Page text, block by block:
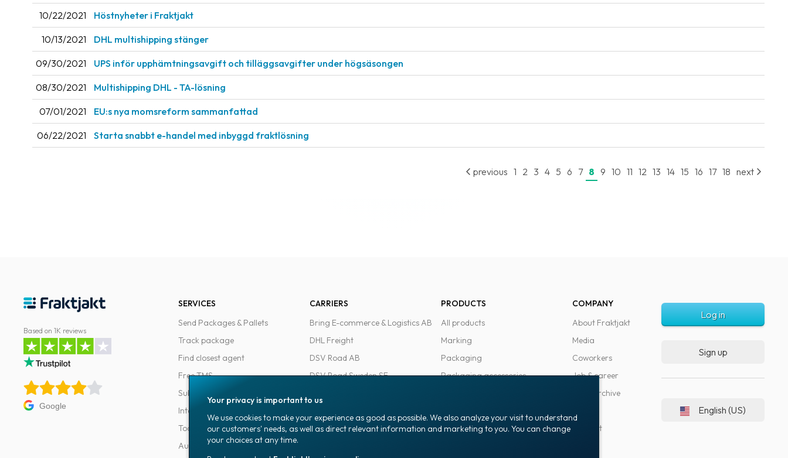
10/22/2021 Höstnyheter i Fraktjakt
10/13/2021 DHL multishipping stänger
09/30/2021 UPS inför upphämtningsavgift och tilläggsavgifter under högsäsongen
08/30/2021 Multishipping DHL - TA-lösning
07/01/2021 EU:s nya momsreform sammanfattad
06/22/2021 Starta snabbt e-handel med inbyggd fraktlösning
previous 1 2 3 4 5 6 7 8 9 10 11 12 13 14 15 16 17 18 next
Based on 1K reviews
Google
SERVICES
Send Packages & Pallets
Track package
Find closest agent
Free TMS
Subscriptions
Integrations
Tools for developers
Automations
CARRIERS
Bring E-commerce & Logistics AB
DHL Freight
DSV Road AB
DSV Road Sweden SE
PostNord Sverige AB
PRODUCTS
All products
Marking
Packaging
Packaging accessories
COMPANY
About Fraktjakt
Media
Coworkers
Job & career
News archive
Support
Log in
Sign up
English (US)
Your privacy is important to us
We use cookies to make your experience as good as possible. We also analyze your visit to understand
our customers' needs, as well as direct relevant information and marketing to you. You can change
your choices at any time.